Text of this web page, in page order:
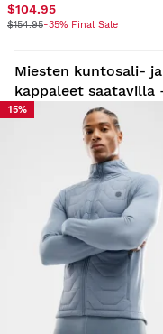
$104.95
$154.95-35% Final Sale
Miesten kuntosali-
kappaleet saatavilla
15%